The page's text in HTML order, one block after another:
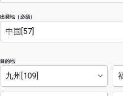
出発地（必須）
目的地